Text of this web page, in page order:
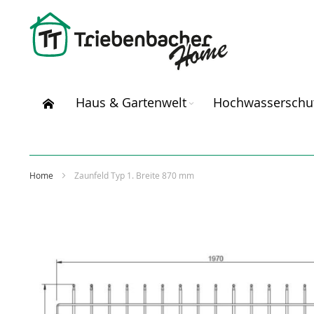
Direkt
zum
Haus & Gartenwelt
Home Zaunfeld Typ 1. Breite 870 mm
Bildergalerie